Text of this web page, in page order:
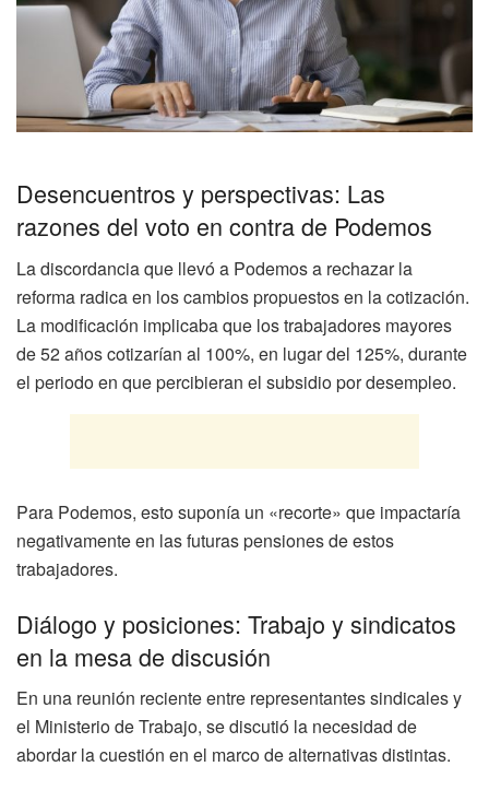
Desencuentros y perspectivas: Las
razones del voto en contra de Podemos
La discordancia que llevó a Podemos a rechazar la
reforma radica en los cambios propuestos en la cotización.
La modificación implicaba que los trabajadores mayores
de 52 años cotizarían al 100%, en lugar del 125%, durante
el periodo en que percibieran el subsidio por desempleo.
Para Podemos, esto suponía un «recorte» que impactaría
negativamente en las futuras pensiones de estos
trabajadores.
Diálogo y posiciones: Trabajo y sindicatos
en la mesa de discusión
En una reunión reciente entre representantes sindicales y
el Ministerio de Trabajo, se discutió la necesidad de
abordar la cuestión en el marco de alternativas distintas.